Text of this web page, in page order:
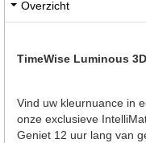
Overzicht
TimeWise Luminous 3D
Vind uw kleurnuance in
onze exclusieve
Geniet 12 uur lang van